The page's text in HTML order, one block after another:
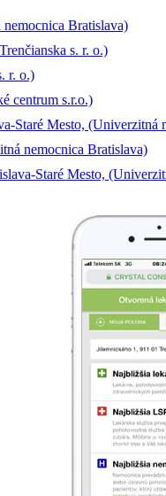
Bratislava)
s. r. o.)
r. o.)
centrum s.r.o.)
Mesto, (Univerzitná
nemocnica Bratislava)
Staré Mesto,